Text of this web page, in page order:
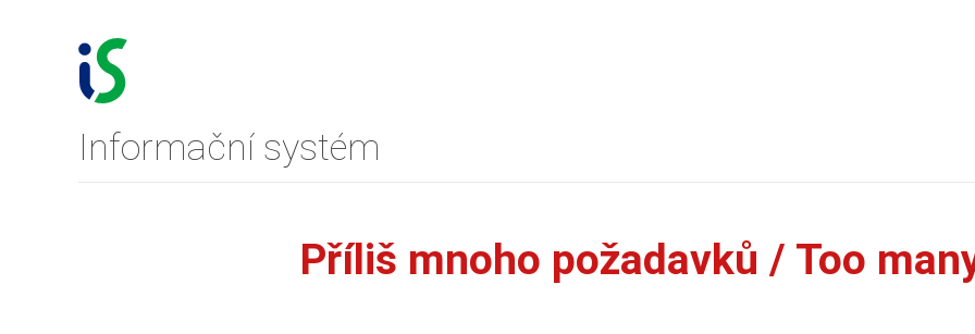
Informační systém
Příliš mnoho požadavků / Too